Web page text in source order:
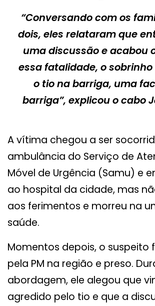
“Conversando com os
dois, eles relataram que
uma discussão e acabou
essa fatalidade, o
o tio na barriga, uma
barriga”, explicou o cabo
A vítima chegou a ser
ambulância do Serviço de
Móvel de Urgência (Samu) e
ao hospital da cidade, mas
aos ferimentos e morreu na
saúde.
Momentos depois, o suspeito
pela PM na região e preso.
abordagem, ele alegou que
agredido pelo tio e que a